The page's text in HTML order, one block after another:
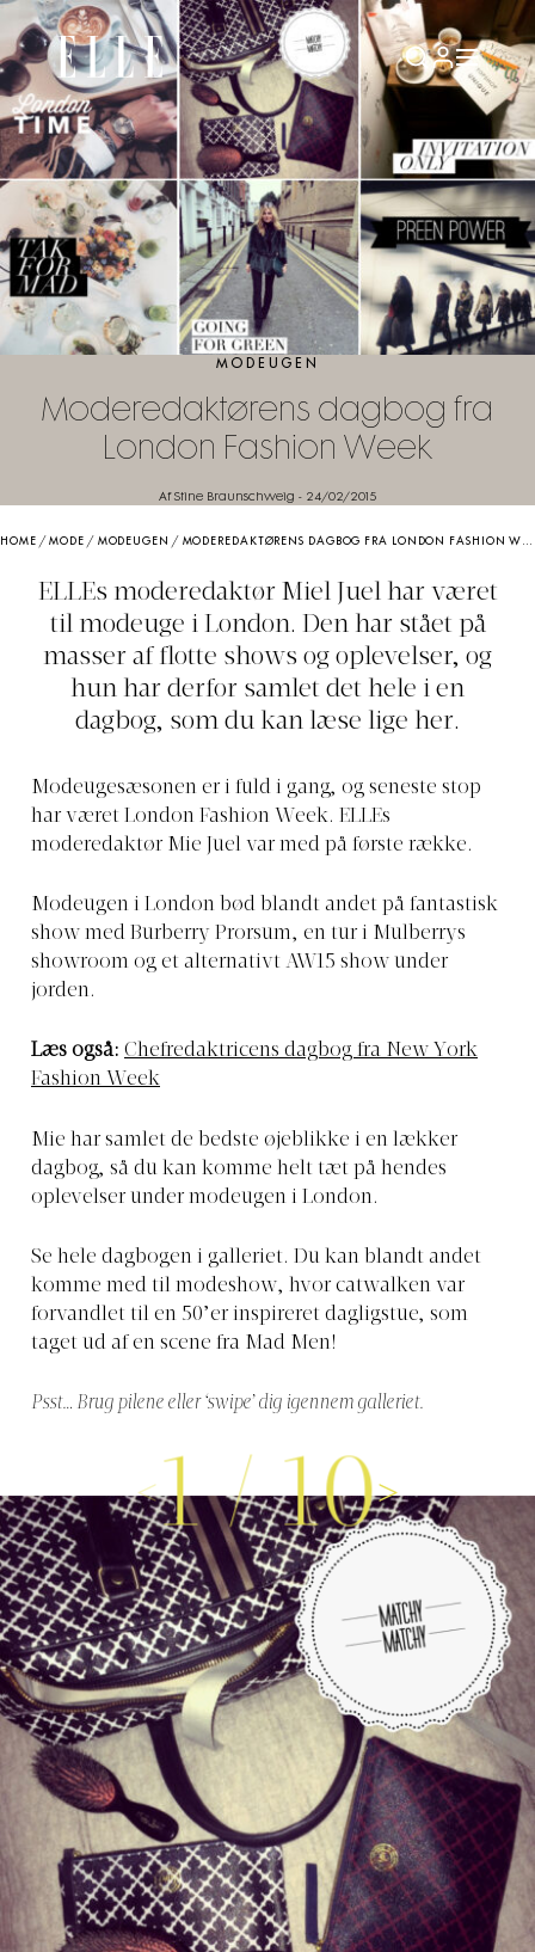
MODEUGEN
Moderedaktørens dagbog fra
London Fashion Week
Af Stine Braunschweig - 24/02/2015
HOME /MODE / MODEUGEN / MODEREDAKTØRENS DAGBOG FRA LONDON FASHION WEEK
ELLEs moderedaktør Miel Juel har været
til modeuge i London. Den har stået på
masser af flotte shows og oplevelser, og
hun har derfor samlet det hele i en
dagbog, som du kan læse lige her.
Modeugesæsonen er i fuld i gang, og seneste stop
har været London Fashion Week. ELLEs
moderedaktør Mie Juel var med på første række.
Modeugen i London bød blandt andet på fantastisk
show med Burberry Prorsum, en tur i Mulberrys
showroom og et alternativt AW15 show under
jorden.
Læs også: Chefredaktricens dagbog fra New York
Fashion Week
Mie har samlet de bedste øjeblikke i en lækker
dagbog, så du kan komme helt tæt på hendes
oplevelser under modeugen i London.
Se hele dagbogen i galleriet. Du kan blandt andet
komme med til modeshow, hvor catwalken var
forvandlet til en 50’er inspireret dagligstue, som
taget ud af en scene fra Mad Men!
Psst… Brug pilene eller ‘swipe’ dig igennem galleriet.
1/10